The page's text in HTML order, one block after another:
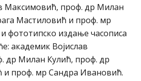
Максимовић, проф. др Милан
Мастиловић и проф. мр
фототипско издање часописа
академик Војислав
др Милан Кулић, проф. др
и проф. мр Сандра Ивановић.